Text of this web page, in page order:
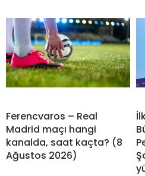
Ferencvaros – Real
Madrid maçı hangi
kanalda, saat kaçta? (8
Ağustos 2026)